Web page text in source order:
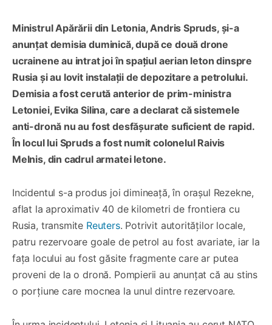
Ministrul Apărării din Letonia, Andris Spruds, și-a
anunțat demisia duminică, după ce două drone
ucrainene au intrat joi în spațiul aerian leton dinspre
Rusia și au lovit instalații de depozitare a petrolului.
Demisia a fost cerută anterior de prim-ministra
Letoniei, Evika Silina, care a declarat că sistemele
anti-dronă nu au fost desfășurate suficient de rapid.
În locul lui Spruds a fost numit colonelul Raivis
Melnis, din cadrul armatei letone.
Incidentul s-a produs joi dimineață, în orașul Rezekne,
aflat la aproximativ 40 de kilometri de frontiera cu
Rusia, transmite Reuters. Potrivit autorităților locale,
patru rezervoare goale de petrol au fost avariate, iar la
fața locului au fost găsite fragmente care ar putea
proveni de la o dronă. Pompierii au anunțat că au stins
o porțiune care mocnea la unul dintre rezervoare.